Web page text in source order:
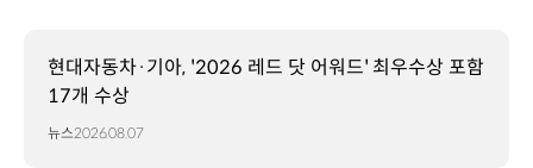
현대자동차·기아, '2026 레드 닷 어워드' 최우수상 포함
17개 수상
뉴스2026.08.07